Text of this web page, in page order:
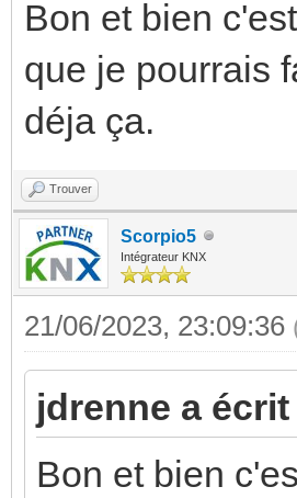
Bon et bien
que je pourrais
déja ça.
Trouver
Scorpio5
Intégrateur KNX
21/06/2023, 23:09:36
jdrenne a écrit
Bon et bien